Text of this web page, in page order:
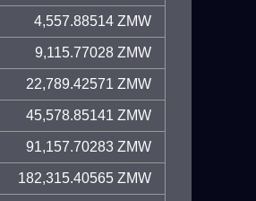
4,557.88514 ZMW
9,115.77028 ZMW
22,789.42571 ZMW
45,578.85141 ZMW
91,157.70283 ZMW
182,315.40565 ZMW